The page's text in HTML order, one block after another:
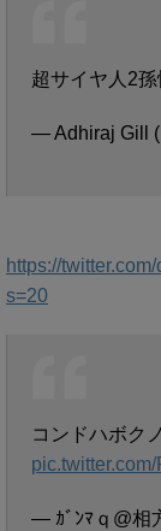
超サイヤ人2孫
— Adhiraj Gill
https://
s=20
コンドハボク
— ｶﾞﾝﾏｑ@相